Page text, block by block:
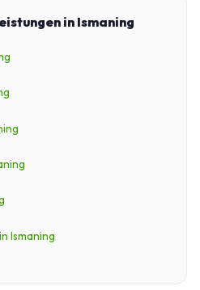
in Ismaning
Ismaning